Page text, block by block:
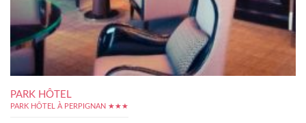
PARK HÔTEL
PARK HÔTEL À PERPIGNAN ★★★